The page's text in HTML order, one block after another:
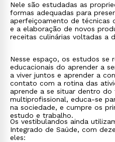
Nele são estudadas as
formas adequadas para
aperfeiçoamento de técnicas
e a elaboração de novos
receitas culinárias voltadas a
Nesse espaço, os estudos se
educacionais do aprender a
a viver juntos e aprender a
contato com a rotina das
aprende a se situar dentro do
multiprofissional, educa-se
na sociedade, e cumpre os
estudo e trabalho.
Os vestibulandos ainda
Integrado de Saúde, com
eles: